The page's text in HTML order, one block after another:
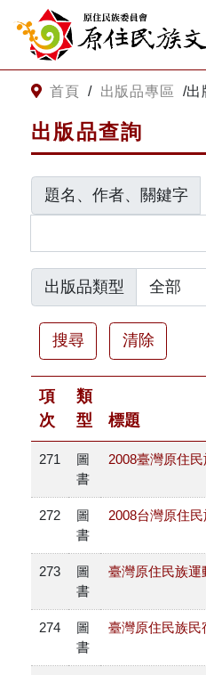
跳到主要內容
網站導覽
關
鍵
尋
請
輸
鍵
字
關於原住民族文獻會
原住民族文獻會設置
委員介紹
歷次會議記錄
網站訊息
徵稿訊息
本會出版品列表
與國史館共同出版品
出版品查詢
文
本期內容
歷史期刊
訂閱電子報
徵稿說明
首頁 / 出版品專區 /出
出版品查詢
題名、作者、關鍵字
出版品類型
清除
項
次
類
型
標題
271
圖
書
2008臺灣原住
272
圖
書
2008台灣原住
273
圖
書
臺灣原住民族運
274
圖
書
臺灣原住民族民